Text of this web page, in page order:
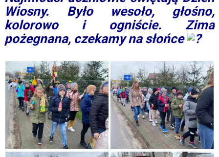
Wiosny. Było wesoło, głośno,
kolorowo i ogniście. Zima
pożegnana, czekamy na słońce